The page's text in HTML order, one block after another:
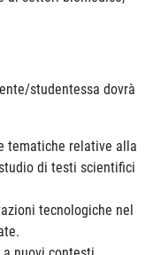
studentessa dovrà
tematiche relative alla
di testi scientifici
tecnologiche nel